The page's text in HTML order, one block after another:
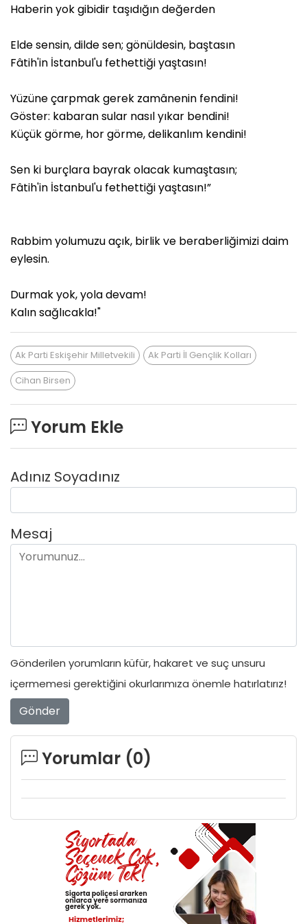
Haberin yok gibidir taşıdığın değerden
Elde sensin, dilde sen; gönüldesin, baştasın
Fâtih'in İstanbul'u fethettiği yaştasın!
Yüzüne çarpmak gerek zamânenin fendini!
Göster: kabaran sular nasıl yıkar bendini!
Küçük görme, hor görme, delikanlım kendini!
Sen ki burçlara bayrak olacak kumaştasın;
Fâtih'in İstanbul'u fethettiği yaştasın!”
Rabbim yolumuzu açık, birlik ve beraberliğimizi daim
eylesin.
Durmak yok, yola devam!
Kalın sağlıcakla!"
Ak Parti Eskişehir Milletvekili
Ak Parti İl Gençlik Kolları
Cihan Birsen
Yorum Ekle
Adınız Soyadınız
Mesaj
Gönderilen yorumların küfür, hakaret ve suç unsuru
içermemesi gerektiğini okurlarımıza önemle hatırlatırız!
Gönder
Yorumlar (0)